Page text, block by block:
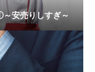
安売りしすぎ～